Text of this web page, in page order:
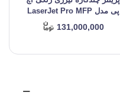
پی مدل LaserJet Pro MFP
M277N
131,000,000